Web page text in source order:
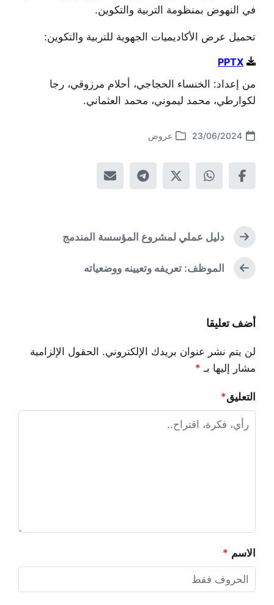
في النهوض بمنظومة التربية والتكوين.
تحميل عرض الأكاديميات الجهوية للتربية والتكوين:
PPTX
من إعداد: الخنساء الحجاجي، أحلام مرزوقي، رجا
لكوارطي، محمد ليموني، محمد العثماني.
تاريخ23/06/2024
نشرعروض
دليل عملي لمشروع المؤسسة المندمج
التالي:
الموظف: تعريفه وتعيينه ووضعياته
أضف تعليقا
لن يتم نشر عنوان بريدك الإلكتروني. الحقول الإلزامية
مشار إليها بـ *
التعليق*
الاسم *